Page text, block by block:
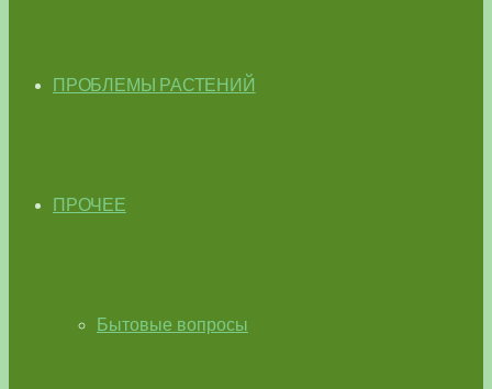
ПРОБЛЕМЫ РАСТЕНИЙ
ПРОЧЕЕ
Бытовые вопросы